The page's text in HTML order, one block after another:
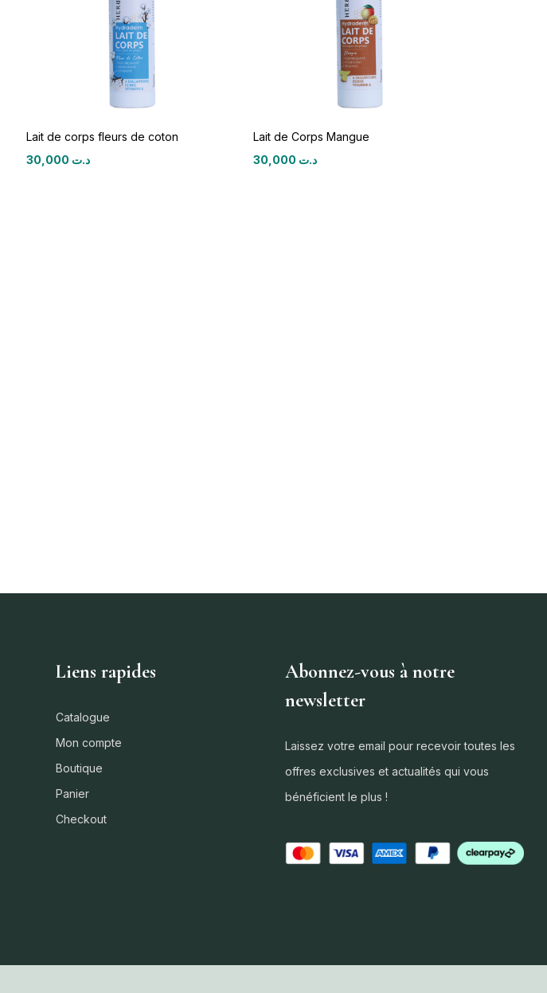
Lait de corps fleurs de coton
د.ت
Lait de Corps Mangue
د.ت
Liens rapides
Catalogue
Mon compte
Boutique
Panier
Checkout
Abonnez-vous à notre
newsletter
Laissez votre email pour recevoir toutes les
offres exclusives et actualités qui vous
bénéficient le plus !